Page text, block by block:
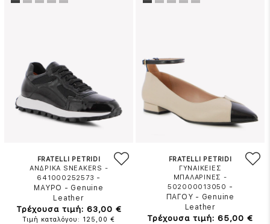
FRATELLI PETRIDI
ΑΝΔΡΙΚΑ SNEAKERS -
641000252573 -
ΜΑΥΡΟ - Genuine
Leather
Τρέχουσα τιμή: 63,00 €
Τιμή καταλόγου: 125,00 €
FRATELLI PETRIDI
ΓΥΝΑΙΚΕΙΕΣ
ΜΠΑΛΑΡΙΝΕΣ -
502000013050 -
ΠΑΓΟΥ - Genuine
Leather
Τρέχουσα τιμή: 65,00 €